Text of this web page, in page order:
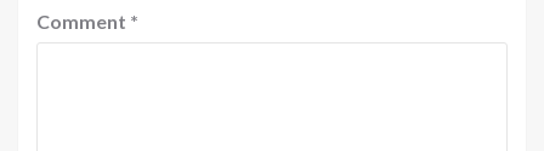
Comment *